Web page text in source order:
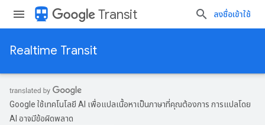
directions_transit Transit ลงชื่อเข้าใช้
Realtime Transit
Google ใช้เทคโนโลยี AI เพื่อแปลเนื้อหาเป็นภาษาที่คุณต้องการ การแปลโดย
AI อาจมีข้อผิดพลาด